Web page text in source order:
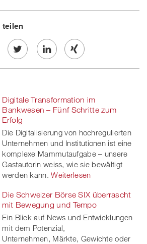
teilen
Twe
on
twitt
er
Share
linkedin
Share
Xing
Digitale Transformation im
Bankwesen – Fünf Schritte zum
Erfolg
Die Digitalisierung von hochregulierten
Unternehmen und Institutionen ist eine
komplexe Mammutaufgabe – unsere
Gastautorin weiss, wie sie bewältigt
werden kann. Weiterlesen
Die Schweizer Börse SIX überrascht
mit Bewegung und Tempo
Ein Blick auf News und Entwicklungen
mit dem Potenzial,
Unternehmen, Märkte, Gewichte oder